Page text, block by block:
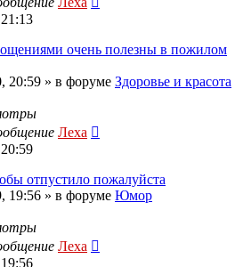
очень полезны в пожилом
20:59 » в форуме Здоровье и красота
Леха
отпустило пожалуйста
19:56 » в форуме Юмор
Леха